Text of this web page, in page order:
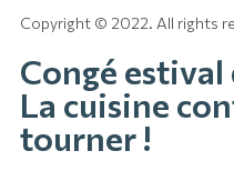
Copyright © 2022. All rights
Congé estival
La cuisine
tourner !